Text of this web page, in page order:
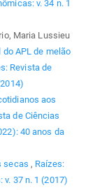
v. 34 n. 1
Maria Lussieu
APL de melão
Revista de
aos
de Ciências
40 anos da
secas , Raízes:
37 n. 1 (2017)